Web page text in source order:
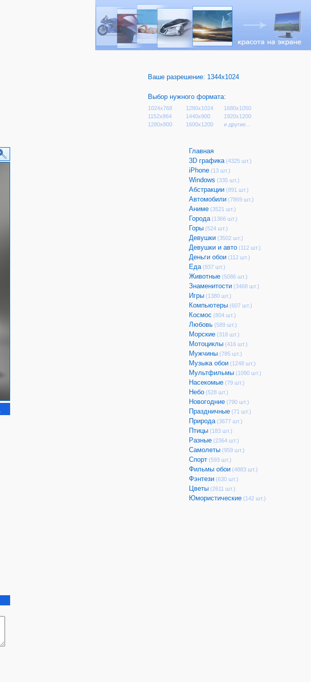
Ваше разрешение: 1344x1024
Выбор нужного формата:
1024x768 1280x1024
1680x1050
1152x864
1440x900
1920x1200
1280x800
1600x1200 и другие...
Главная
3D графика (4325 шт.)
iPhone (13 шт.)
Windows (335 шт.)
Абстракции (891 шт.)
Автомобили (7869 шт.)
Аниме (3521 шт.)
Города (1366 шт.)
Горы (524 шт.)
Девушки (3502 шт.)
Девушки и авто (112 шт.)
Деньги обои (112 шт.)
Еда (937 шт.)
Животные (5086 шт.)
Знаменитости (3468 шт.)
Игры (1380 шт.)
Компьютеры (607 шт.)
Космос (804 шт.)
Любовь (589 шт.)
Морские (318 шт.)
Мотоциклы (416 шт.)
Мужчины (785 шт.)
Музыка обои (1248 шт.)
Мультфильмы (1090 шт.)
Насекомые (79 шт.)
Небо (528 шт.)
Новогодние (790 шт.)
Праздничные (71 шт.)
Природа (3677 шт.)
Птицы (183 шт.)
Разные (2364 шт.)
Самолеты (959 шт.)
Спорт (593 шт.)
Фильмы обои (4883 шт.)
Фэнтези (630 шт.)
Цветы (2611 шт.)
Юмористические (142 шт.)